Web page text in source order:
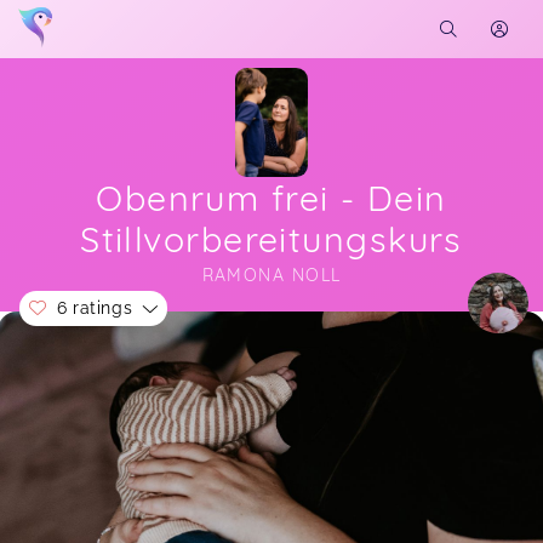
Obenrum frei - Dein
Stillvorbereitungskurs
RAMONA NOLL
Soon you will learn more about me here...
6 ratings
Der Kurs war super und es gab auch für mich als
zweifache Mama, die schon 2 Jahre gestillt hat,
noch neue Informationen und jede Menge
Sicherheit. Ramona hatte auf jede Frage eine
Antwort :-) Insofern kann ich den Kurs sehr
empfehlen.